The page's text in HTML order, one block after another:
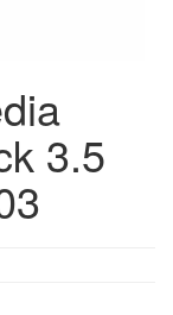
3.5